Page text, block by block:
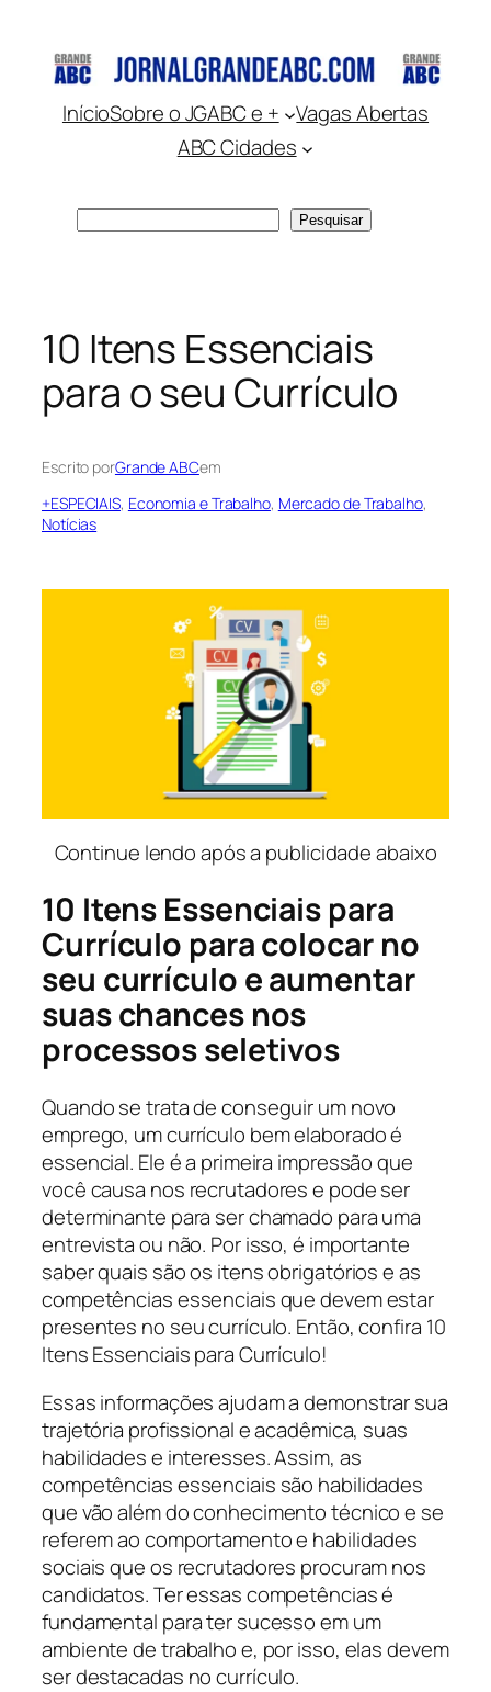
conteúdo
InícioSobre o JGABC e +
Vagas Abertas
ABC Cidades
Pesquisar
10 Itens Essenciais
para o seu Currículo
Escrito porGrande ABCem
+ESPECIAIS, Economia e Trabalho, Mercado de Trabalho
Notícias
Continue lendo após a publicidade abaixo
10 Itens Essenciais para
Currículo para colocar no
seu currículo e aumentar
suas chances nos
processos seletivos
Quando se trata de conseguir um novo
emprego, um currículo bem elaborado é
essencial. Ele é a primeira impressão que
você causa nos recrutadores e pode ser
determinante para ser chamado para uma
entrevista ou não. Por isso, é importante
saber quais são os itens obrigatórios e as
competências essenciais que devem estar
presentes no seu currículo. Então, confira 10
Itens Essenciais para Currículo!
Essas informações ajudam a demonstrar sua
trajetória profissional e acadêmica, suas
habilidades e interesses. Assim, as
competências essenciais são habilidades
que vão além do conhecimento técnico e se
referem ao comportamento e habilidades
sociais que os recrutadores procuram nos
candidatos. Ter essas competências é
fundamental para ter sucesso em um
ambiente de trabalho e, por isso, elas devem
ser destacadas no currículo.